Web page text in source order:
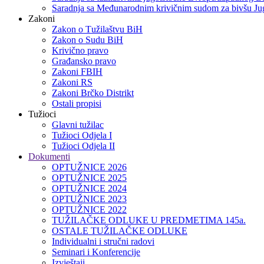
Saradnja sa Međunarodnim krivičnim sudom za bivšu
Zakoni
Zakon o Тužilaštvu BiH
Zakon o Sudu BiH
Krivično pravo
Građansko pravo
Zakoni FBIH
Zakoni RS
Zakoni Brčko Distrikt
Ostali propisi
Tužioci
Glavni tužilac
Tužioci Odjela I
Tužioci Odjela II
Dokumenti
OPTUŽNICE 2026
OPTUŽNICE 2025
OPTUŽNICE 2024
OPTUŽNICE 2023
OPTUŽNICE 2022
TUŽILAČKE ODLUKE U PREDMETIMA 145a.
OSTALE TUŽILAČKE ODLUKE
Individualni i stručni radovi
Seminari i Konferencije